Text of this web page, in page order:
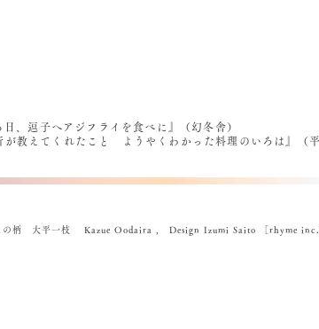
、逗子へアジフライを食べに』（幻冬舎）
教えてくれたこと ようやくわかった料理のいろは』（平
柄 大平一枝 Kazue Oodaira , Design Izumi Saito ［rhyme